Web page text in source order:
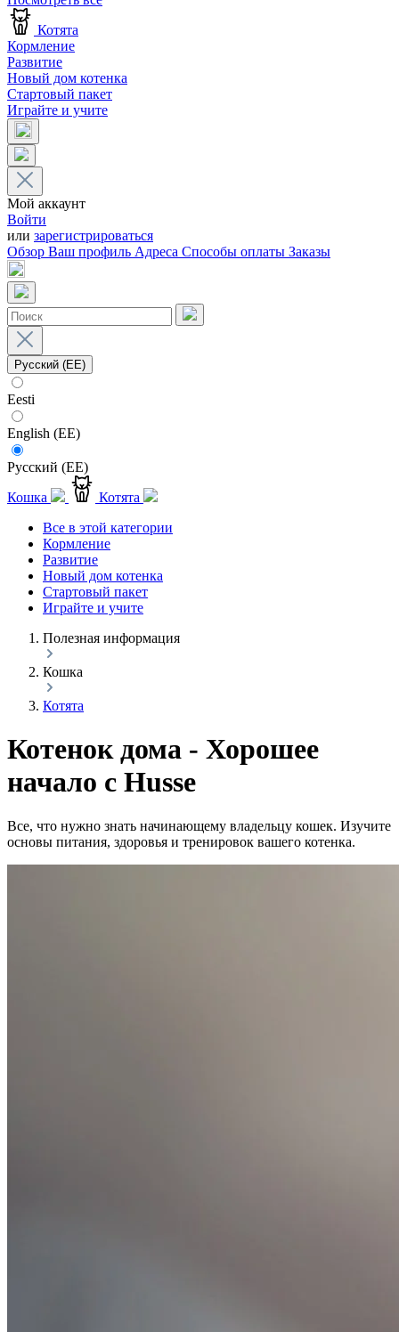
Котята
Кормление
Развитие
Новый дом котенка
Стартовый пакет
Играйте и учите
Мой аккаунт
Войти
или зарегистрироваться
Обзор Ваш профиль Адреса Способы оплаты Заказы
Русский (EE)
Eesti
English (EE)
Русский (EE)
Кошка
Котята
Все в этой категории
Кормление
Развитие
Новый дом котенка
Стартовый пакет
Играйте и учите
Полезная информация
Кошка
Котята
Котенок дома - Хорошее
начало с Husse
Все, что нужно знать начинающему владельцу кошек. Изучите
основы питания, здоровья и тренировок вашего котенка.